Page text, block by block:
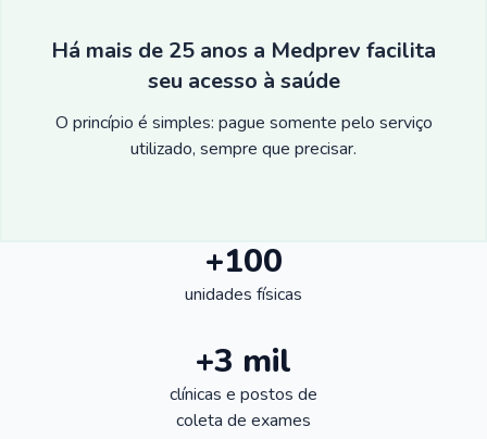
Há mais de 25 anos a Medprev facilita
seu acesso à saúde
O princípio é simples: pague somente pelo serviço
utilizado, sempre que precisar.
+100
unidades físicas
+3 mil
clínicas e postos de
coleta de exames